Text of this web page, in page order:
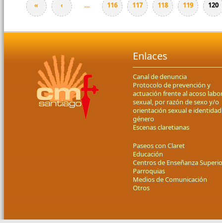
Páginas
« ‹ … 116 117 118 119 120
Enlaces
Canal de denuncia
Protocolo de prevención y
actuación frente al acoso
sexual, por razón de sexo y/o
orientación sexual e
género
Escenas claretianas
Paseos con Claret
Educación
Centros de Enseñanza
Parroquias
Medios de Comunicación
Otros